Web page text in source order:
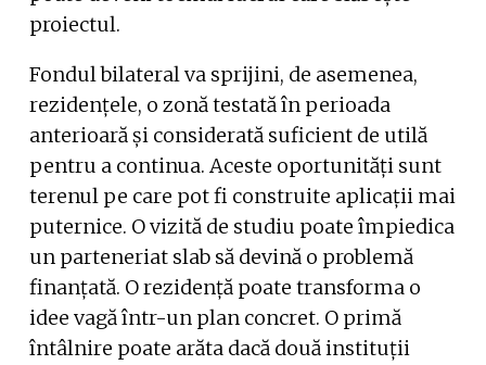
proiectul.
Fondul bilateral va sprijini, de asemenea,
rezidențele, o zonă testată în perioada
anterioară și considerată suficient de utilă
pentru a continua. Aceste oportunități sunt
terenul pe care pot fi construite aplicații mai
puternice. O vizită de studiu poate împiedica
un parteneriat slab să devină o problemă
finanțată. O rezidență poate transforma o
idee vagă într-un plan concret. O primă
întâlnire poate arăta dacă două instituții